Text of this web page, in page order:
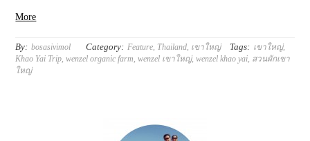
More
By: bosasivimol Category: Feature, Thailand, เขาใหญ่ Tags: เขาใหญ่,
Khao Yai Trip,wenzel organic farm,wenzel เขาใหญ่,wenzel khao yai, สวนผักเขา
ใหญ่